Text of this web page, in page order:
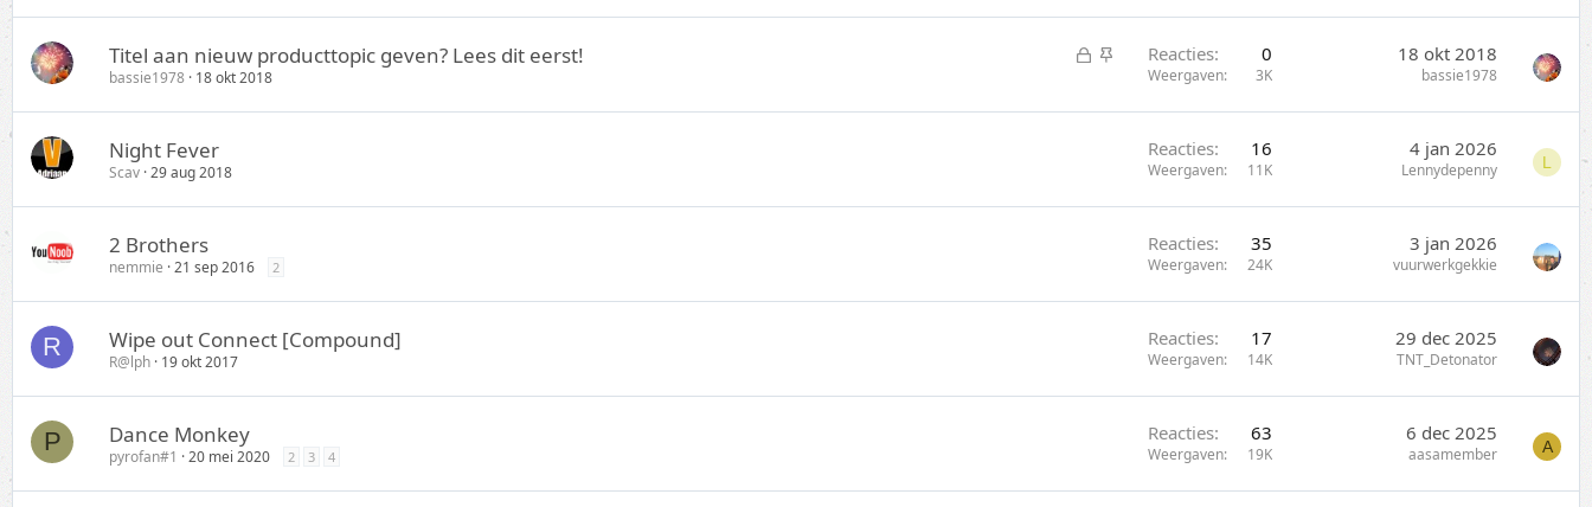
o
e
k
G
e
S
Titel aan nieuw producttopic geven? Lees dit eerst!
bassie1978 18 okt 2018
Reacties 0
Weergaven 3K
18 okt 2018
bassie1978
Night Fever
Scav 29 aug 2018
Reacties 16
Weergaven 11K
4 jan 2026
Lennydepenny L
2 Brothers
nemmie 21 sep 2016 2
Reacties 35
Weergaven 24K
3 jan 2026
vuurwerkgekkie
R Wipe out Connect [Compound]
R@lph 19 okt 2017
Reacties 17
Weergaven 14K
29 dec 2025
TNT_Detonator
P Dance Monkey
pyrofan#1 20 mei 2020 2 3 4
Reacties 63
Weergaven 19K
6 dec 2025
aasamember A